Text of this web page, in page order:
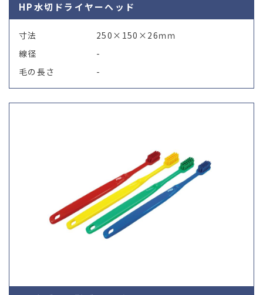
HP水切ドライヤーヘッド
寸法
250×150×26ｍｍ
線径
-
毛の長さ
-